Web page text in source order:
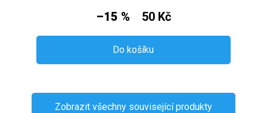
–15 % 50 Kč
Do košíku
Zobrazit všechny související produkty